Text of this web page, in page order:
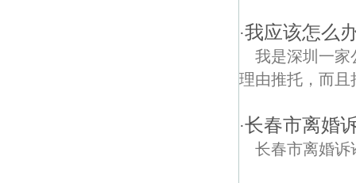
·我应该怎么
我是深圳一家
理由推托，而且
·长春市离婚
长春市离婚诉